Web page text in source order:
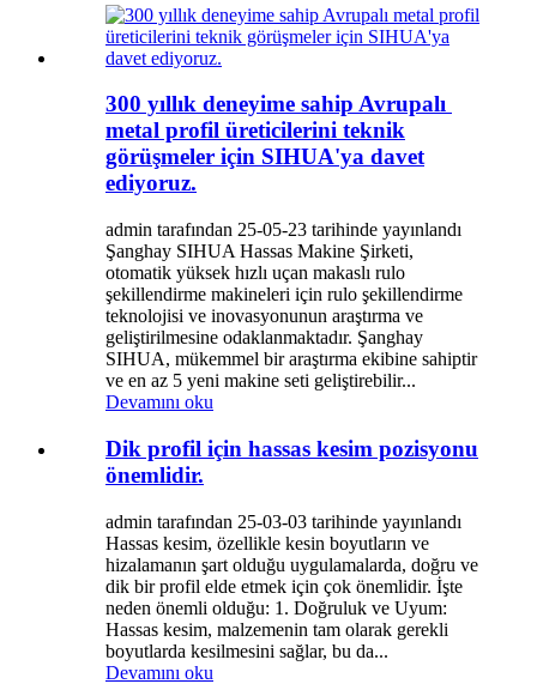
300 yıllık deneyime sahip Avrupalı ​​
metal profil üreticilerini teknik
görüşmeler için SIHUA'ya davet
ediyoruz.
admin tarafından 25-05-23 tarihinde yayınlandı
Şanghay SIHUA Hassas Makine Şirketi,
otomatik yüksek hızlı uçan makaslı rulo
şekillendirme makineleri için rulo şekillendirme
teknolojisi ve inovasyonunun araştırma ve
geliştirilmesine odaklanmaktadır. Şanghay
SIHUA, mükemmel bir araştırma ekibine sahiptir
ve en az 5 yeni makine seti geliştirebilir...
Devamını oku
Dik profil için hassas kesim pozisyonu
önemlidir.
admin tarafından 25-03-03 tarihinde yayınlandı
Hassas kesim, özellikle kesin boyutların ve
hizalamanın şart olduğu uygulamalarda, doğru ve
dik bir profil elde etmek için çok önemlidir. İşte
neden önemli olduğu: 1. Doğruluk ve Uyum:
Hassas kesim, malzemenin tam olarak gerekli
boyutlarda kesilmesini sağlar, bu da...
Devamını oku